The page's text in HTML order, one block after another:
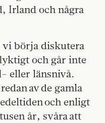
Irland och några
vi börja diskutera
och går inte
eller länsnivå.
av de gamla
och enligt
år, svåra att